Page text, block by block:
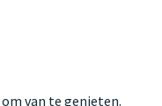
van te genieten.